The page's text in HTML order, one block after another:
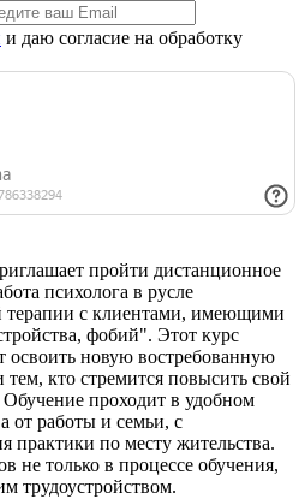
и даю согласие на обработку
пройти дистанционное
психолога в русле
терапии с клиентами, имеющими
фобий". Этот курс
освоить новую востребованную
тем, кто стремится повысить свой
проходит в удобном
от работы и семьи, с
практики по месту жительства.
не только в процессе обучения,
трудоустройством.